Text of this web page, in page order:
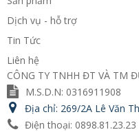
Dịch vụ - hỗ trợ
Tin Tức
Liên hệ
CÔNG TY TNHH ĐT VÀ TM
M.S.D.N: 0316911908
Địa chỉ: 269/2A Lê Văn
Điện thoại: 0898.81.23.23